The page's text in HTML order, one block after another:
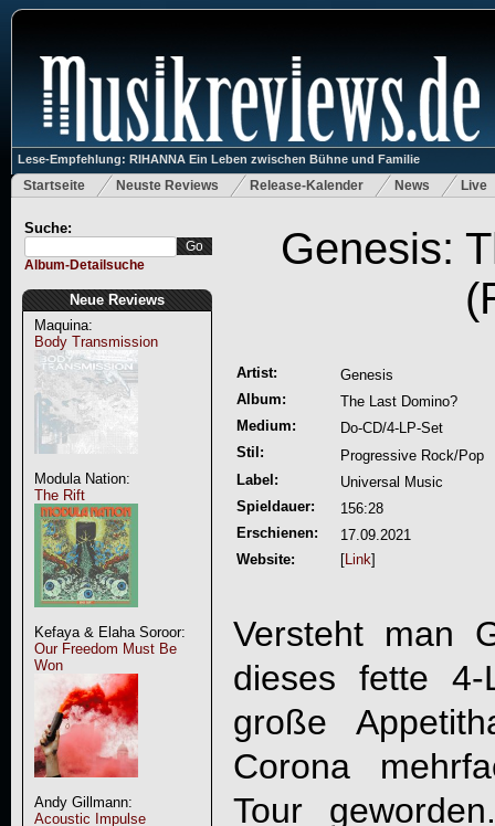
Lese-Empfehlung: RIHANNA Ein Leben zwischen Bühne und Familie
Startseite Neuste Reviews Release-Kalender News Live
Suche:
Album-Detailsuche
Neue Reviews
Maquina:
Body Transmission
Modula Nation:
The Rift
Kefaya & Elaha Soroor:
Our Freedom Must Be
Won
Andy Gillmann:
Acoustic Impulse
Genesis:
Artist:
Genesis
Album:
The Last Domino?
Medium:
Do-CD/4-LP-Set
Stil:
Progressive Rock/Pop
Label:
Universal Music
Spieldauer:
156:28
Erschienen:
17.09.2021
Website:
[Link]
Versteht man
dieses fette 4-
große
Corona
Tour